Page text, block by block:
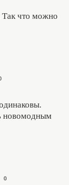
Так что можно
новомодным
0